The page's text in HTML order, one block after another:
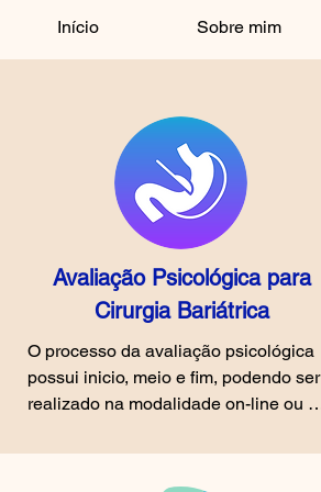
Início Sobre mim
Avaliação Psicológica para
Cirurgia Bariátrica
O processo da avaliação psicológica
possui inicio, meio e fim, podendo ser
realizado na modalidade on-line ou
sessões/horas de consulta e é etapa
compulsória para realização do